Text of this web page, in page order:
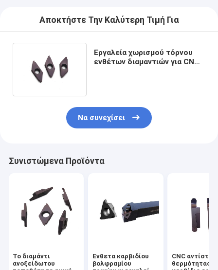
Αποκτήστε Την Καλύτερη Τιμή Για
Εργαλεία χωρισμού τόρνου
ενθέτων διαμαντιών για CNC
Να συνεχίσει
Συνιστώμενα Προϊόντα
Το διαμάντι
ανοξείδωτου
Ένθετα καρβιδίου
βολφραμίου
CNC
θερμότητας